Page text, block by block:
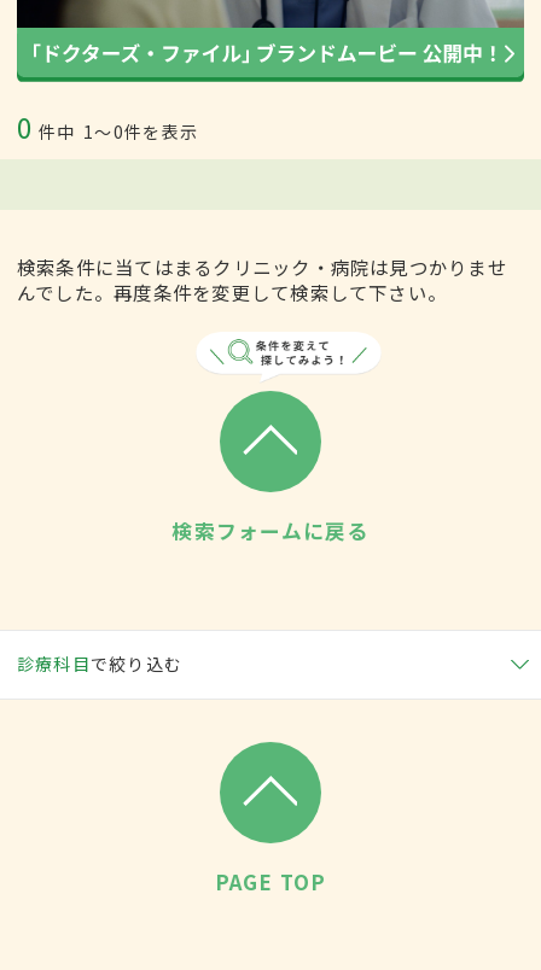
0 件中 1〜0件を表示
検索条件に当てはまるクリニック・病院は見つかりませ
んでした。再度条件を変更して検索して下さい。
検索フォームに戻る
診療科目で絞り込む
PAGE TOP